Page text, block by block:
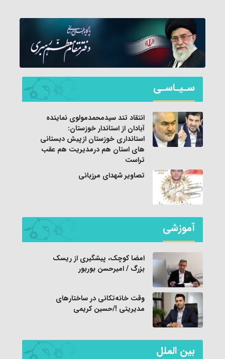
سـیـاسـی
انتقاد تند سیدمحمدمولوی نماینده
آبادان از استاندار خوزستان:
استانداری خوزستان ازپیش دبستانی
های استان هم درمدیریت هم عقب
تراست
تصاویر شهدای مرزبانی
آموزشی
امضا کوچک، پیشگیری از ریسک
بزرگ / امیرحسن بوربور
وقت خانه‌تکانی در ساختارهای
مدیریتی !/حسین کریمی
بین الملل